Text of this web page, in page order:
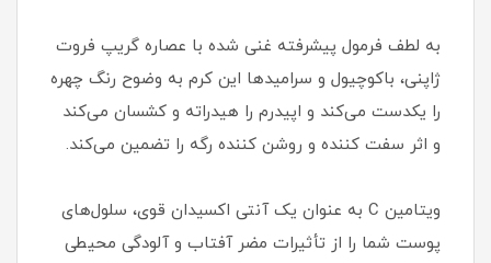
به لطف فرمول پیشرفته غنی شده با عصاره گریپ فروت
ژاپنی، باکوچیول و سرامیدها این کرم به وضوح رنگ چهره
را یکدست می‌کند و اپیدرم را هیدراته و کشسان می‌کند
و اثر سفت کننده و روشن کننده رگه را تضمین می‌کند.
ویتامین C به عنوان یک آنتی اکسیدان قوی، سلول‌های
پوست شما را از تأثیرات مضر آفتاب و آلودگی محیطی